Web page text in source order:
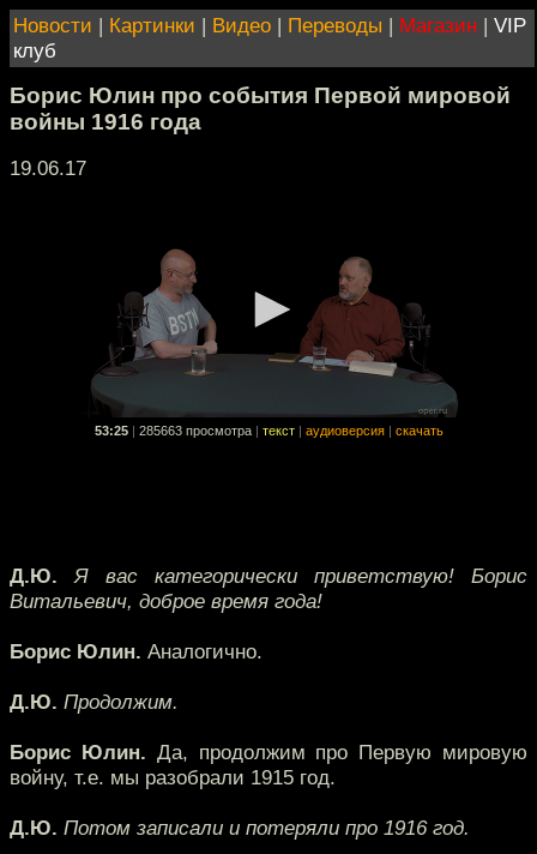
Новости | Картинки | Видео | Переводы | Магазин | VIP
клуб
Борис Юлин про события Первой мировой
войны 1916 года
19.06.17
53:25 285663 просмотра текст аудиоверсия скачать
Д.Ю. Я вас категорически приветствую! Борис
Витальевич, доброе время года!
Борис Юлин. Аналогично.
Д.Ю. Продолжим.
Борис Юлин. Да, продолжим про Первую мировую
войну, т.е. мы разобрали 1915 год.
Д.Ю. Потом записали и потеряли про 1916 год.